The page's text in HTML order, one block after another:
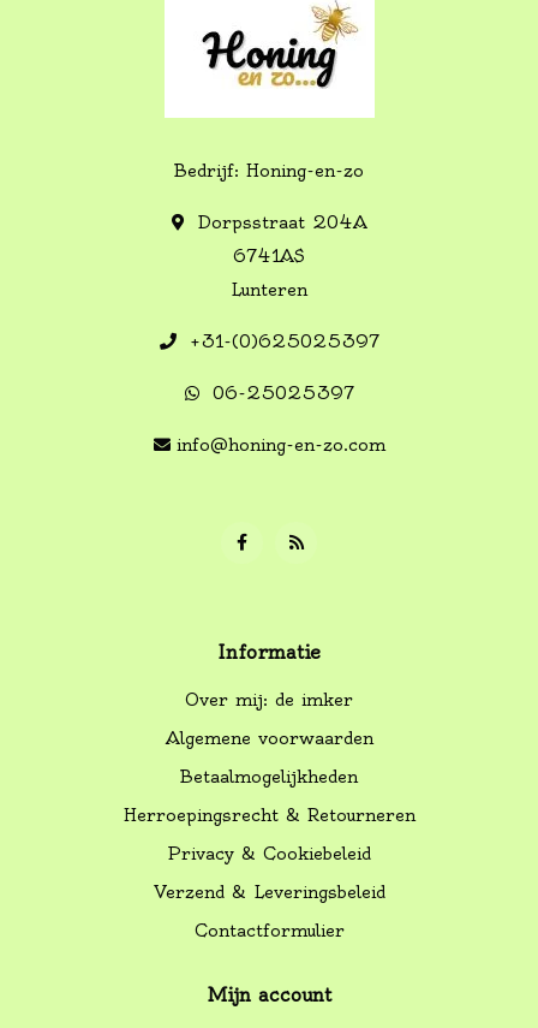
Bedrijf: Honing-en-zo
Dorpsstraat 204A
6741AS
Lunteren
+31-(0)625025397
06-25025397
info@honing-en-zo.com
Informatie
Over mij: de imker
Algemene voorwaarden
Betaalmogelijkheden
Herroepingsrecht & Retourneren
Privacy & Cookiebeleid
Verzend & Leveringsbeleid
Contactformulier
Mijn account